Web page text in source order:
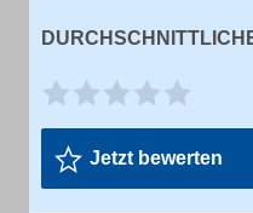
Jetzt bewerten